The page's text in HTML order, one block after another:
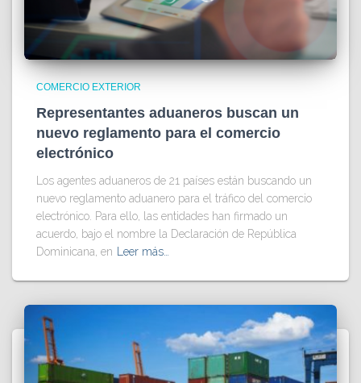
COMERCIO EXTERIOR
Representantes aduaneros buscan un
nuevo reglamento para el comercio
electrónico
Los agentes aduaneros de 21 países están buscando un
nuevo reglamento aduanero para el tráfico del comercio
electrónico. Para ello, las entidades han firmado un
acuerdo, bajo el nombre la Declaración de República
Dominicana, en
Leer más…